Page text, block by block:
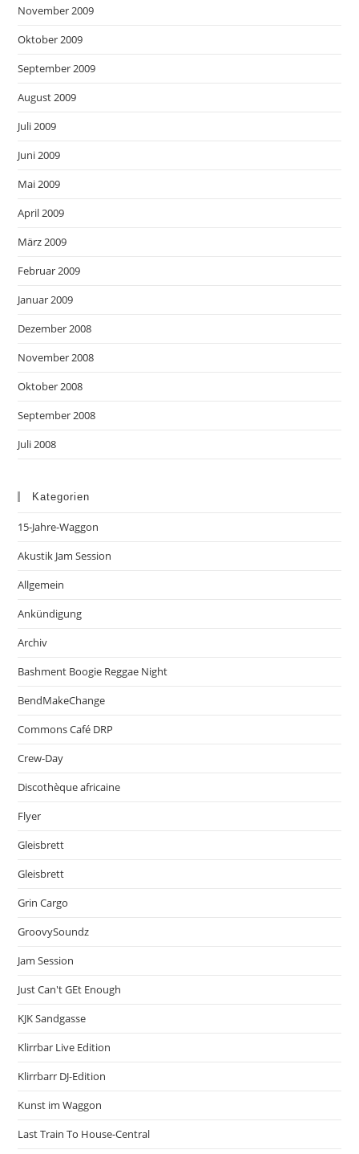
November 2009
Oktober 2009
September 2009
August 2009
Juli 2009
Juni 2009
Mai 2009
April 2009
März 2009
Februar 2009
Januar 2009
Dezember 2008
November 2008
Oktober 2008
September 2008
Juli 2008
Kategorien
15-Jahre-Waggon
Akustik Jam Session
Allgemein
Ankündigung
Archiv
Bashment Boogie Reggae Night
BendMakeChange
Commons Café DRP
Crew-Day
Discothèque africaine
Flyer
Gleisbrett
Gleisbrett
Grin Cargo
GroovySoundz
Jam Session
Just Can't GEt Enough
KJK Sandgasse
Klirrbar Live Edition
Klirrbarr DJ-Edition
Kunst im Waggon
Last Train To House-Central